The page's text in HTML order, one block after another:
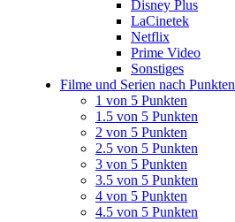
Disney Plus
LaCinetek
Netflix
Prime Video
Sonstiges
Filme und Serien nach Punkten
1 von 5 Punkten
1.5 von 5 Punkten
2 von 5 Punkten
2.5 von 5 Punkten
3 von 5 Punkten
3.5 von 5 Punkten
4 von 5 Punkten
4.5 von 5 Punkten